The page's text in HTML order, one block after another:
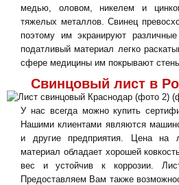
медью, оловом, никелем и
тяжелых металлов. Свинец
поэтому им экранируют
податливый материал легко
сфере медицины им покрывают
Свинцовый лист в
У нас всегда можно купить
Нашими клиентами являются
и другие предприятия. Цена на
материал обладает хорошей
вес и устойчив к коррозии.
Предоставляем Вам также